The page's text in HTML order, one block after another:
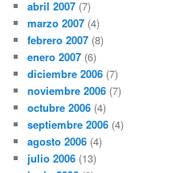
abril 2007 (7)
marzo 2007 (4)
febrero 2007 (8)
enero 2007 (6)
diciembre 2006 (7)
noviembre 2006 (7)
octubre 2006 (4)
septiembre 2006 (4)
agosto 2006 (4)
julio 2006 (13)